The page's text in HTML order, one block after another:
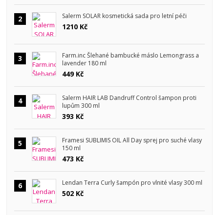
2 Salerm SOLAR kosmetická sada pro letní péči
1210 Kč
3
Farm.inc Šlehané bambucké máslo Lemongrass a
lavender 180 ml
449 Kč
4
Salerm HAIR LAB Dandruff Control šampon proti
lupům 300 ml
393 Kč
5
Framesi SUBLIMIS OIL All Day sprej pro suché vlasy
150 ml
473 Kč
6 Lendan Terra Curly šampón pro vlnité vlasy 300 ml
502 Kč